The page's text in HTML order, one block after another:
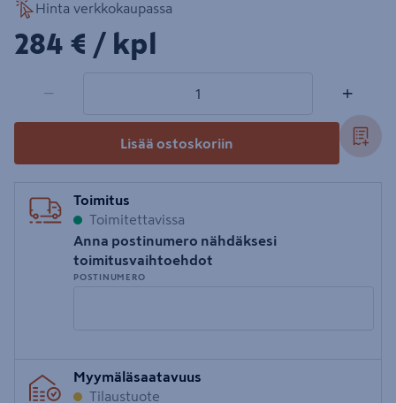
Hinta verkkokaupassa
284€/kpl
284 € / kpl
− +
Lisää ostoskoriin
Toimitus
Toimitettavissa
Anna postinumero nähdäksesi
toimitusvaihtoehdot
POSTINUMERO
postinumero
Myymäläsaatavuus
Tilaustuote